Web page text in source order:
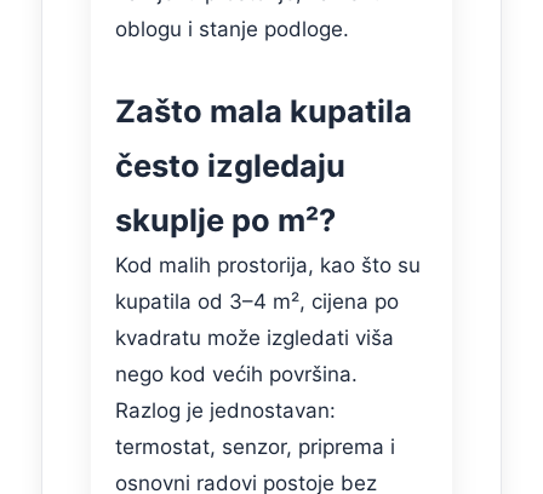
oblogu i stanje podloge.
Zašto mala kupatila
često izgledaju
skuplje po m²?
Kod malih prostorija, kao što su
kupatila od 3–4 m², cijena po
kvadratu može izgledati viša
nego kod većih površina.
Razlog je jednostavan:
termostat, senzor, priprema i
osnovni radovi postoje bez